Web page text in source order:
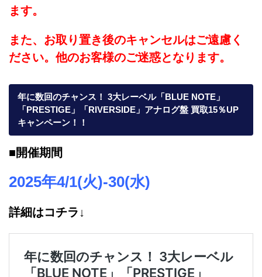
ます。
また、お取り置き後のキャンセルはご遠慮く
ださい。他のお客様のご迷惑となります。
年に数回のチャンス！ 3大レーベル「BLUE NOTE」
「PRESTIGE」「RIVERSIDE」アナログ盤 買取15％UP
キャンペーン！！
■開催期間
2025年4/1(火)-30(水)
詳細はコチラ↓